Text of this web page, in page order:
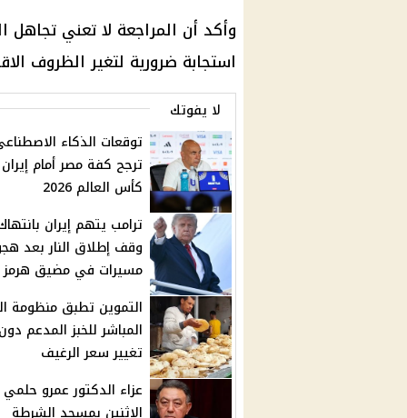
وأكد أن المراجعة لا تعني تجاهل
استجابة ضرورية لتغير الظروف
لا يفوتك
توقعات الذكاء
ترجح كفة مصر أمام
كأس العالم 2026
ترامب يتهم إيران
وقف إطلاق النار بعد
مسيرات في مضيق هرمز
التموين تطبق منظومة
المباشر للخبز المدعم
تغيير سعر الرغيف
عزاء الدكتور عمرو حلمي